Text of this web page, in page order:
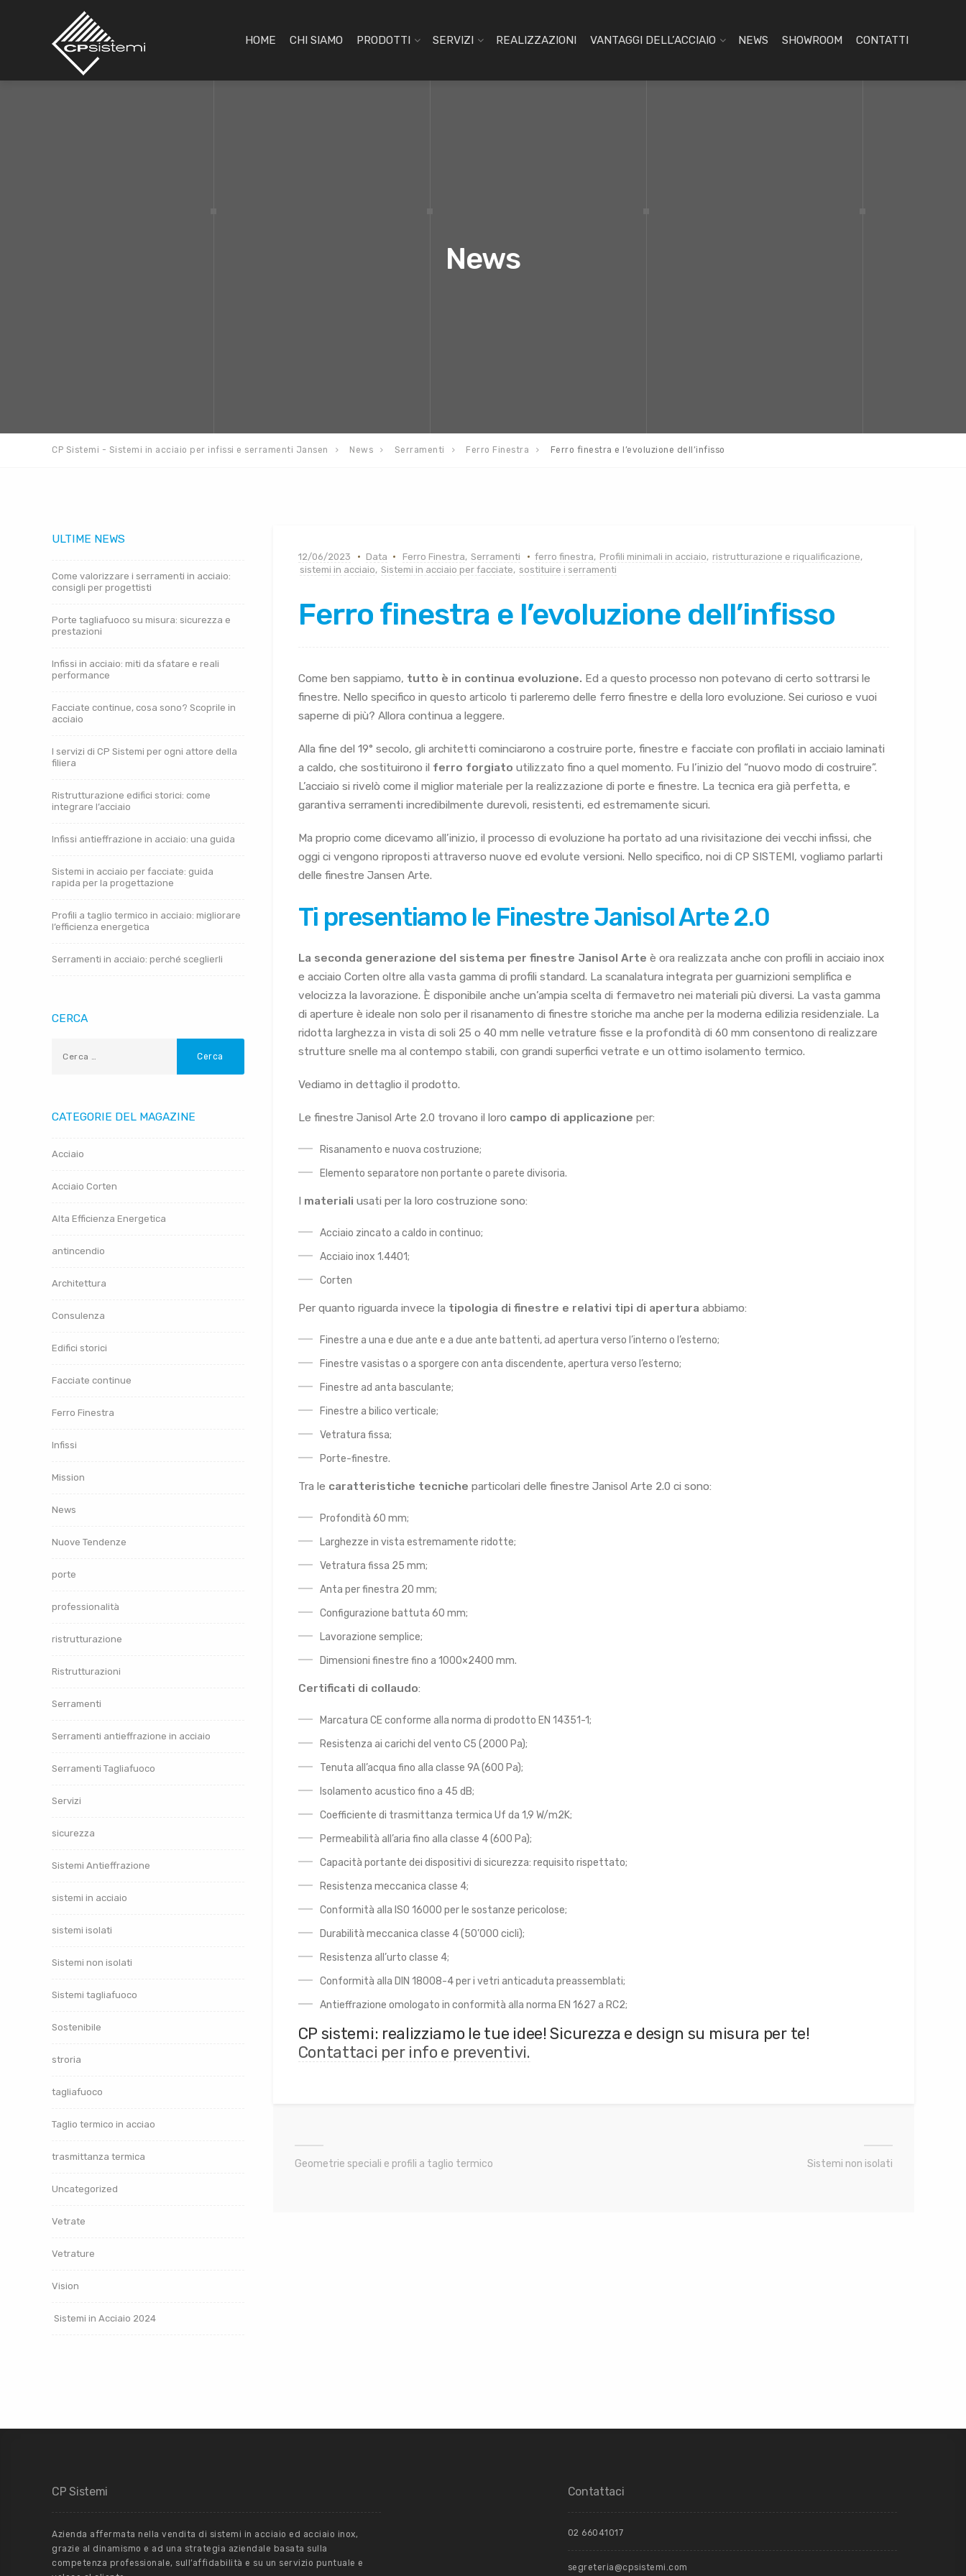
HOME CHI SIAMO PRODOTTI SERVIZI REALIZZAZIONI VANTAGGI DELL’ACCIAIO NEWS SHOWROOM CONTATTI
News
CP Sistemi - Sistemi in acciaio per infissi e serramenti Jansen News Serramenti Ferro Finestra Ferro finestra e l’evoluzione dell’infisso
12/06/2023 Data Ferro Finestra, Serramenti ferro finestra, Profili minimali in acciaio, ristrutturazione e riqualificazione,
sistemi in acciaio, Sistemi in acciaio per facciate, sostituire i serramenti
Ferro finestra e l’evoluzione dell’infisso
Come ben sappiamo, tutto è in continua evoluzione. Ed a questo processo non potevano di certo sottrarsi le
finestre. Nello specifico in questo articolo ti parleremo delle ferro finestre e della loro evoluzione. Sei curioso e vuoi
saperne di più? Allora continua a leggere.
Alla fine del 19° secolo, gli architetti cominciarono a costruire porte, finestre e facciate con profilati in acciaio laminati
a caldo, che sostituirono il ferro forgiato utilizzato fino a quel momento. Fu l’inizio del “nuovo modo di costruire”.
L’acciaio si rivelò come il miglior materiale per la realizzazione di porte e finestre. La tecnica era già perfetta, e
garantiva serramenti incredibilmente durevoli, resistenti, ed estremamente sicuri.
Ma proprio come dicevamo all’inizio, il processo di evoluzione ha portato ad una rivisitazione dei vecchi infissi, che
oggi ci vengono riproposti attraverso nuove ed evolute versioni. Nello specifico, noi di CP SISTEMI, vogliamo parlarti
delle finestre Jansen Arte.
Ti presentiamo le Finestre Janisol Arte 2.0
La seconda generazione del sistema per finestre Janisol Arte è ora realizzata anche con profili in acciaio inox
e acciaio Corten oltre alla vasta gamma di profili standard. La scanalatura integrata per guarnizioni semplifica e
velocizza la lavorazione. È disponibile anche un’ampia scelta di fermavetro nei materiali più diversi. La vasta gamma
di aperture è ideale non solo per il risanamento di finestre storiche ma anche per la moderna edilizia residenziale. La
ridotta larghezza in vista di soli 25 o 40 mm nelle vetrature fisse e la profondità di 60 mm consentono di realizzare
strutture snelle ma al contempo stabili, con grandi superfici vetrate e un ottimo isolamento termico.
Vediamo in dettaglio il prodotto.
Le finestre Janisol Arte 2.0 trovano il loro campo di applicazione per:
Risanamento e nuova costruzione;
Elemento separatore non portante o parete divisoria.
I materiali usati per la loro costruzione sono:
Acciaio zincato a caldo in continuo;
Acciaio inox 1.4401;
Corten
Per quanto riguarda invece la tipologia di finestre e relativi tipi di apertura abbiamo:
Finestre a una e due ante e a due ante battenti, ad apertura verso l’interno o l’esterno;
Finestre vasistas o a sporgere con anta discendente, apertura verso l’esterno;
Finestre ad anta basculante;
Finestre a bilico verticale;
Vetratura fissa;
Porte-finestre.
Tra le caratteristiche tecniche particolari delle finestre Janisol Arte 2.0 ci sono:
Profondità 60 mm;
Larghezze in vista estremamente ridotte;
Vetratura fissa 25 mm;
Anta per finestra 20 mm;
Configurazione battuta 60 mm;
Lavorazione semplice;
Dimensioni finestre fino a 1000×2400 mm.
Certificati di collaudo:
Marcatura CE conforme alla norma di prodotto EN 14351-1;
Resistenza ai carichi del vento C5 (2000 Pa);
Tenuta all’acqua fino alla classe 9A (600 Pa);
Isolamento acustico fino a 45 dB;
Coefficiente di trasmittanza termica Uf da 1,9 W/m2K;
Permeabilità all’aria fino alla classe 4 (600 Pa);
Capacità portante dei dispositivi di sicurezza: requisito rispettato;
Resistenza meccanica classe 4;
Conformità alla ISO 16000 per le sostanze pericolose;
Durabilità meccanica classe 4 (50’000 cicli);
Resistenza all’urto classe 4;
Conformità alla DIN 18008-4 per i vetri anticaduta preassemblati;
Antieffrazione omologato in conformità alla norma EN 1627 a RC2;
CP sistemi: realizziamo le tue idee! Sicurezza e design su misura per te!
Contattaci per info e preventivi.
Geometrie speciali e profili a taglio termico Sistemi non isolati
ULTIME NEWS
Come valorizzare i serramenti in acciaio:
consigli per progettisti
Porte tagliafuoco su misura: sicurezza e
prestazioni
Infissi in acciaio: miti da sfatare e reali
performance
Facciate continue, cosa sono? Scoprile in
acciaio
I servizi di CP Sistemi per ogni attore della
filiera
Ristrutturazione edifici storici: come
integrare l’acciaio
Infissi antieffrazione in acciaio: una guida
Sistemi in acciaio per facciate: guida
rapida per la progettazione
Profili a taglio termico in acciaio: migliorare
l’efficienza energetica
Serramenti in acciaio: perché sceglierli
CERCA
CATEGORIE DEL MAGAZINE
Acciaio
Acciaio Corten
Alta Efficienza Energetica
antincendio
Architettura
Consulenza
Edifici storici
Facciate continue
Ferro Finestra
Infissi
Mission
News
Nuove Tendenze
porte
professionalità
ristrutturazione
Ristrutturazioni
Serramenti
Serramenti antieffrazione in acciaio
Serramenti Tagliafuoco
Servizi
sicurezza
Sistemi Antieffrazione
sistemi in acciaio
sistemi isolati
Sistemi non isolati
Sistemi tagliafuoco
Sostenibile
stroria
tagliafuoco
Taglio termico in acciao
trasmittanza termica
Uncategorized
Vetrate
Vetrature
Vision
Sistemi in Acciaio 2024
CP Sistemi
Azienda affermata nella vendita di sistemi in acciaio ed acciaio inox,
grazie al dinamismo e ad una strategia aziendale basata sulla
competenza professionale, sull’affidabilità e su un servizio puntuale e
Contattaci
02 66041017
segreteria@cpsistemi.com